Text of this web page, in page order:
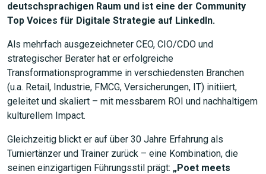
deutschsprachigen Raum und ist eine der Community
Top Voices für Digitale Strategie auf LinkedIn.
Als mehrfach ausgezeichneter CEO, CIO/CDO und
strategischer Berater hat er erfolgreiche
Transformationsprogramme in verschiedensten Branchen
(u.a. Retail, Industrie, FMCG, Versicherungen, IT) initiiert,
geleitet und skaliert – mit messbarem ROI und nachhaltigem
kulturellem Impact.
Gleichzeitig blickt er auf über 30 Jahre Erfahrung als
Turniertänzer und Trainer zurück – eine Kombination, die
seinen einzigartigen Führungsstil prägt: „Poet meets